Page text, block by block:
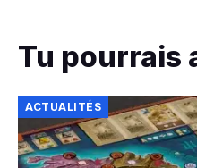
Tu pourrais
ACTUALITÉS